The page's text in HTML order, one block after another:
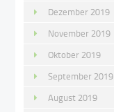
Dezember 2019
November 2019
Oktober 2019
September 2019
August 2019